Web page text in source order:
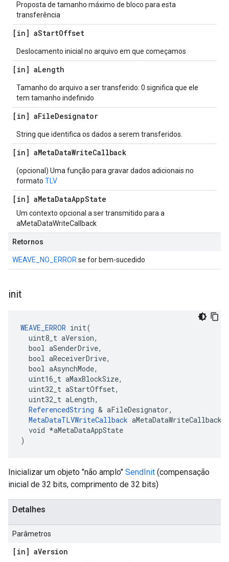
Proposta de tamanho máximo de bloco para esta
transferência
[in] aStartOffset
Deslocamento inicial no arquivo em que começamos
[in] aLength
Tamanho do arquivo a ser transferido: 0 significa que ele
tem tamanho indefinido
[in] aFileDesignator
String que identifica os dados a serem transferidos.
[in] aMetaDataWriteCallback
(opcional) Uma função para gravar dados adicionais no
formato TLV
[in] aMetaDataAppState
Um contexto opcional a ser transmitido para a
aMetaDataWriteCallback
Retornos
WEAVE_NO_ERROR se for bem-sucedido
init
WEAVE_ERROR init(
  uint8_t aVersion,
  bool aSenderDrive,
  bool aReceiverDrive,
  bool aAsynchMode,
  uint16_t aMaxBlockSize,
  uint32_t aStartOffset,
  uint32_t aLength,
ReferencedString & aFileDesignator,
MetaDataTLVWriteCallback aMetaDataWriteCallback,
  void *aMetaDataAppState
)
Inicializar um objeto "não amplo" SendInit (compensação
inicial de 32 bits, comprimento de 32 bits)
Detalhes
Parâmetros
[in] aVersion